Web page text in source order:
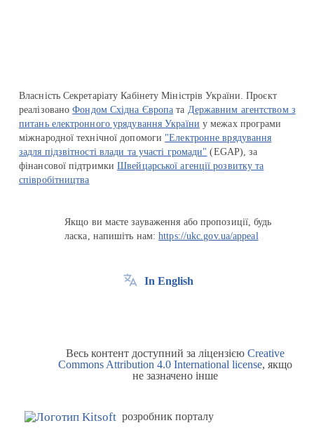
Власність Секретаріату Кабінету Міністрів України. Проєкт
реалізованоФондом Східна Європа та Державним агентством з
питань електронного урядування України у межах програми
міжнародної технічної допомоги "Електронне врядування
задля підзвітності влади та участі громади" (EGAP), за
фінансової підтримкиШвейцарської агенції розвитку та
співробітництва
Якщо ви маєте зауваження або пропозиції, будь
ласка, напишіть нам:https://ukc.gov.ua/appeal
In English
Весь контент доступний за ліцензією Creative
Commons Attribution 4.0 International license, якщо
не зазначено інше
розробник порталу